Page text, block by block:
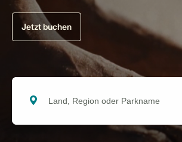
Jetzt buchen